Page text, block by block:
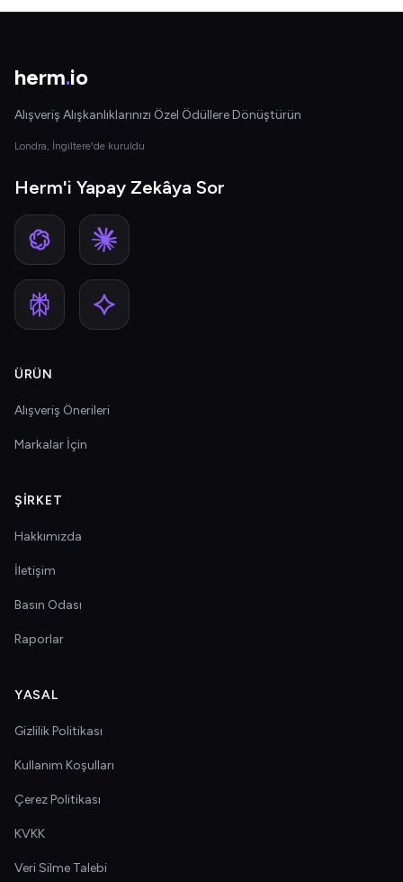
herm.io
Alışveriş Alışkanlıklarınızı Özel Ödüllere Dönüştürün
Londra, İngiltere'de kuruldu
Herm'i Yapay Zekâya Sor
ÜRÜN
Alışveriş Önerileri
Markalar İçin
ŞIRKET
Hakkımızda
İletişim
Basın Odası
Raporlar
YASAL
Gizlilik Politikası
Kullanım Koşulları
Çerez Politikası
KVKK
Veri Silme Talebi